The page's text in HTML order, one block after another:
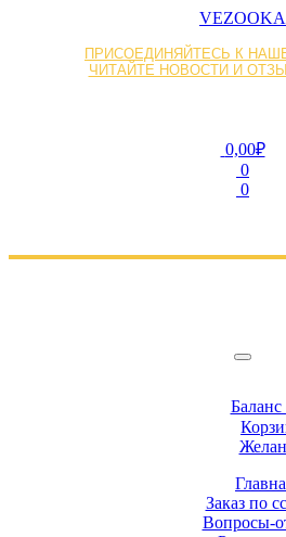
VEZOOKA
ПРИСОЕДИНЯЙТЕСЬ К
ЧИТАЙТЕ НОВОСТИ И
0,00₽
0
0
Баланс
Заказ по
Вопросы-